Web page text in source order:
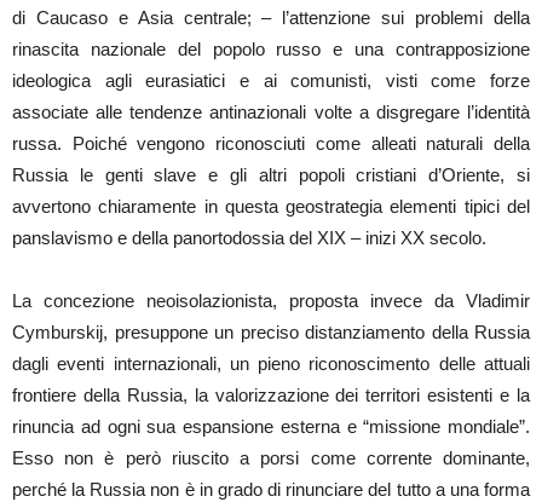
di Caucaso e Asia centrale; – l’attenzione sui problemi della
rinascita nazionale del popolo russo e una contrapposizione
ideologica agli eurasiatici e ai comunisti, visti come forze
associate alle tendenze antinazionali volte a disgregare l’identità
russa. Poiché vengono riconosciuti come alleati naturali della
Russia le genti slave e gli altri popoli cristiani d’Oriente, si
avvertono chiaramente in questa geostrategia elementi tipici del
panslavismo e della panortodossia del XIX – inizi XX secolo.
La concezione neoisolazionista, proposta invece da Vladimir
Cymburskij, presuppone un preciso distanziamento della Russia
dagli eventi internazionali, un pieno riconoscimento delle attuali
frontiere della Russia, la valorizzazione dei territori esistenti e la
rinuncia ad ogni sua espansione esterna e “missione mondiale”.
Esso non è però riuscito a porsi come corrente dominante,
perché la Russia non è in grado di rinunciare del tutto a una forma